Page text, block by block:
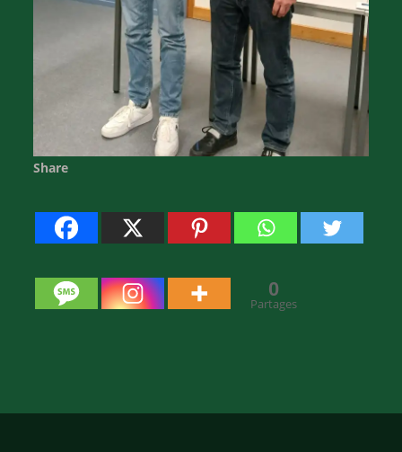
Share
0
Partages